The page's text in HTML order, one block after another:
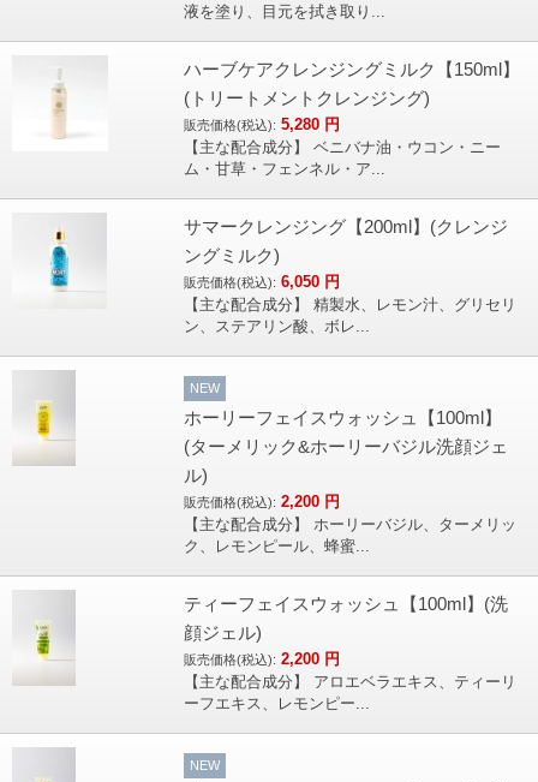
液を塗り、目元を拭き取り...
ハーブケアクレンジングミルク【150ml】
(トリートメントクレンジング)
販売価格(税込): 5,280 円
【主な配合成分】 ベニバナ油・ウコン・ニー
ム・甘草・フェンネル・ア...
サマークレンジング【200ml】(クレンジ
ングミルク)
販売価格(税込): 6,050 円
【主な配合成分】 精製水、レモン汁、グリセリ
ン、ステアリン酸、ボレ...
NEW
ホーリーフェイスウォッシュ【100ml】
(ターメリック&ホーリーバジル洗顔ジェ
ル)
販売価格(税込): 2,200 円
【主な配合成分】 ホーリーバジル、ターメリッ
ク、レモンピール、蜂蜜...
ティーフェイスウォッシュ【100ml】(洗
顔ジェル)
販売価格(税込): 2,200 円
【主な配合成分】 アロエベラエキス、ティーリ
ーフエキス、レモンピー...
NEW